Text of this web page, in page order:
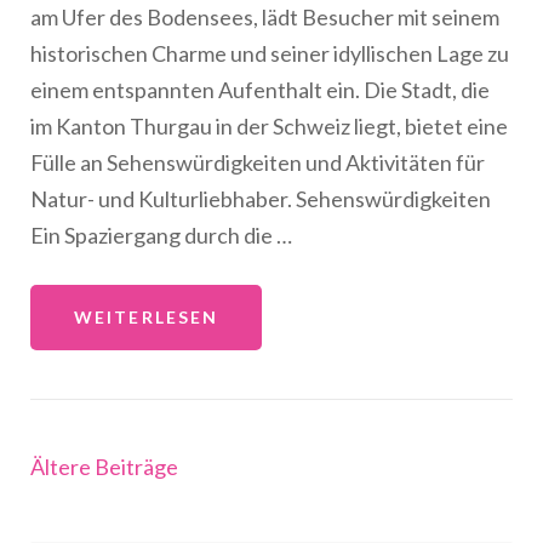
am Ufer des Bodensees, lädt Besucher mit seinem
historischen Charme und seiner idyllischen Lage zu
einem entspannten Aufenthalt ein. Die Stadt, die
im Kanton Thurgau in der Schweiz liegt, bietet eine
Fülle an Sehenswürdigkeiten und Aktivitäten für
Natur- und Kulturliebhaber. Sehenswürdigkeiten
Ein Spaziergang durch die …
WEITERLESEN
Beitragsnavigation
Ältere Beiträge